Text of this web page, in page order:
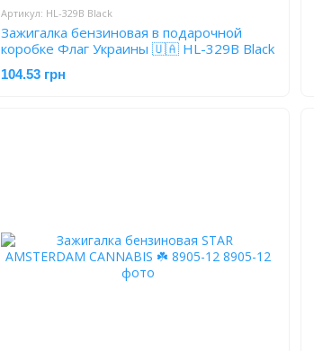
Артикул: HL-329В Black
Зажигалка бензиновая в подарочной
коробке Флаг Украины 🇺🇦 HL-329В Black
104.53 грн